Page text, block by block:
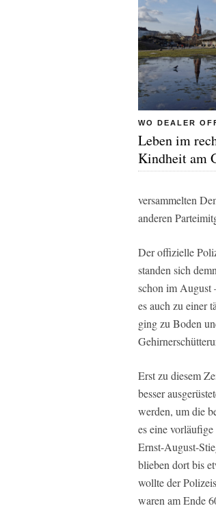
WO DEALER
Leben im
Kindheit am
versammelten
anderen
Der offizielle
standen sich
schon im August
es auch zu einer
ging zu Boden
Erst zu diesem
besser
werden, um die
es eine
Ernst-August-
blieben dort bis
wollte der
waren am Ende